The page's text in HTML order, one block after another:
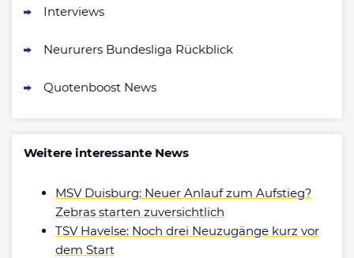
Interviews
Neururers Bundesliga Rückblick
Quotenboost News
Weitere interessante News
MSV Duisburg: Neuer Anlauf zum Aufstieg?
Zebras starten zuversichtlich
TSV Havelse: Noch drei Neuzugänge kurz vor
dem Start